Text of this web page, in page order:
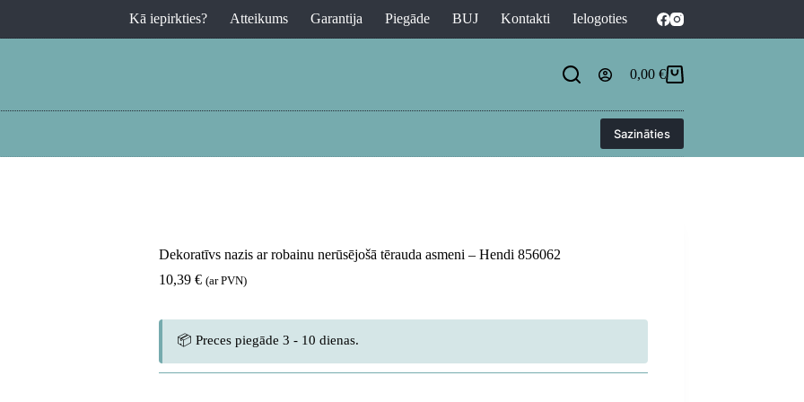
Kā iepirkties? Atteikums Garantija Piegāde BUJ Kontakti Ielogoties
Shopping
0,00 €
Sazināties
Dekoratīvs nazis ar robainu nerūsējošā tērauda asmeni – Hendi 856062
10,39 € (ar PVN)
📦 Preces piegāde 3 - 10 dienas.